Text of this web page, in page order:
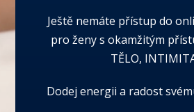
Ještě nemáte přístup do
pro ženy s okamžitým
TĚLO,
Dodej energii a radost